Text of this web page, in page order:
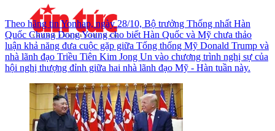
Theo hãng tin Yonhap, ngày 28/10, Bộ trưởng Thống nhất Hàn
Quốc Chung Dong Young cho biết Hàn Quốc và Mỹ chưa thảo
luận khả năng đưa cuộc gặp giữa Tổng thống Mỹ Donald Trump và
nhà lãnh đạo Triều Tiên Kim Jong Un vào chương trình nghị sự của
hội nghị thượng đỉnh giữa hai nhà lãnh đạo Mỹ - Hàn tuần này.